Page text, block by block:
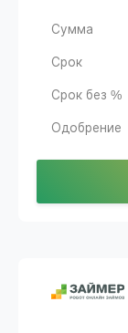
Сумма
Срок
Срок без %
Одобрение